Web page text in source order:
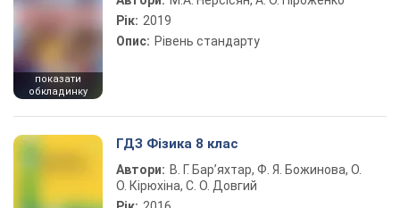
показати
обкладинку
Рік: 2019
Опис: Рівень стандарту
ГДЗ Фізика 8 клас
Автори: В. Г. Бар’яхтар, Ф. Я. Божинова, О.
О. Кірюхіна, С. О. Довгий